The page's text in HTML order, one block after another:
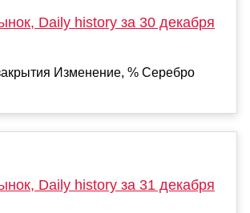
Daily history за 30 декабря
Изменение, % Серебро
Daily history за 31 декабря